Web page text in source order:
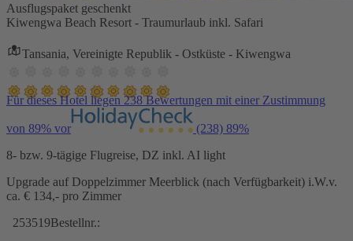
Ausflugspaket geschenkt
Kiwengwa Beach Resort - Traumurlaub inkl. Safari
Tansania, Vereinigte Republik - Ostküste - Kiwengwa
Für dieses Hotel liegen 238 Bewertungen mit einer Zustimmung
von 89% vor (238) 89%
8- bzw. 9-tägige Flugreise, DZ inkl. AI light
Upgrade auf Doppelzimmer Meerblick (nach Verfügbarkeit) i.W.v.
ca. € 134,- pro Zimmer
253519Bestellnr.: